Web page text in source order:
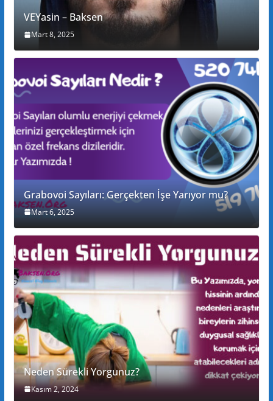
VEYasin – Baksen
Mart 8, 2025
Grabovoi Sayıları: Gerçekten İşe Yarıyor mu?
Mart 6, 2025
Neden Sürekli Yorgunuz?
Kasım 2, 2024